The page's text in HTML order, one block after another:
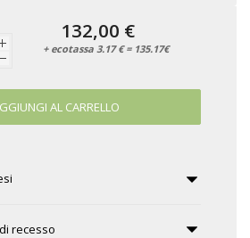
AL CARRELLO
recesso
132,00 €
+ ecotassa 3.17 € = 135.17€